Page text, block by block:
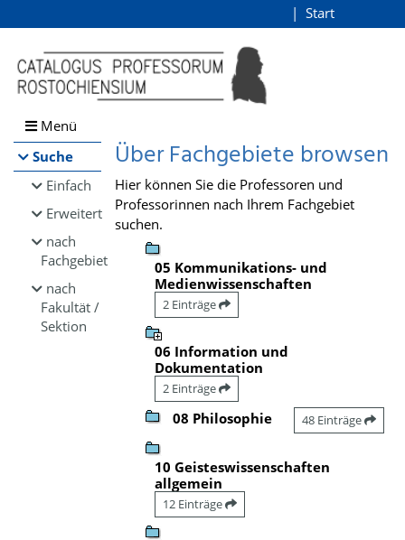
Browsen
direkt zum Inhalt
Start
Menü
Suche
Einfach
Erweitert
nach
Fachgebiet
nach
Fakultät /
Sektion
Über Fachgebiete browsen
Hier können Sie die Professoren und
Professorinnen nach Ihrem Fachgebiet
suchen.
05 Kommunikations- und
Medienwissenschaften
2 Einträge
06 Information und
Dokumentation
2 Einträge
08 Philosophie 48 Einträge
10 Geisteswissenschaften
allgemein
12 Einträge